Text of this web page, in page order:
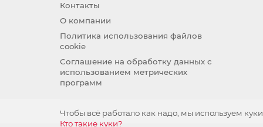
горчица
Торонто темно-серый / Торонто
светло-бежевый
Чтобы всё работало как надо, мы используем куки
Кто такие куки?
Контакты
О компании
Политика использования файлов
cookie
Соглашение на обработку данных с
использованием метрических
программ